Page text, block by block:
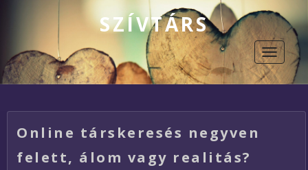
SZÍVTÁRS
Toggle
Online társkeresés negyven
felett, álom vagy realitás?